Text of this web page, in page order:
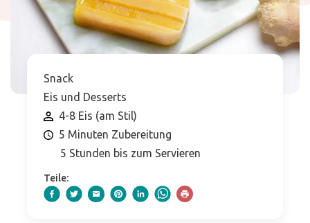
Snack
Eis und Desserts
4-8 Eis (am Stil)
5 Minuten Zubereitung
5 Stunden bis zum Servieren
Teile: